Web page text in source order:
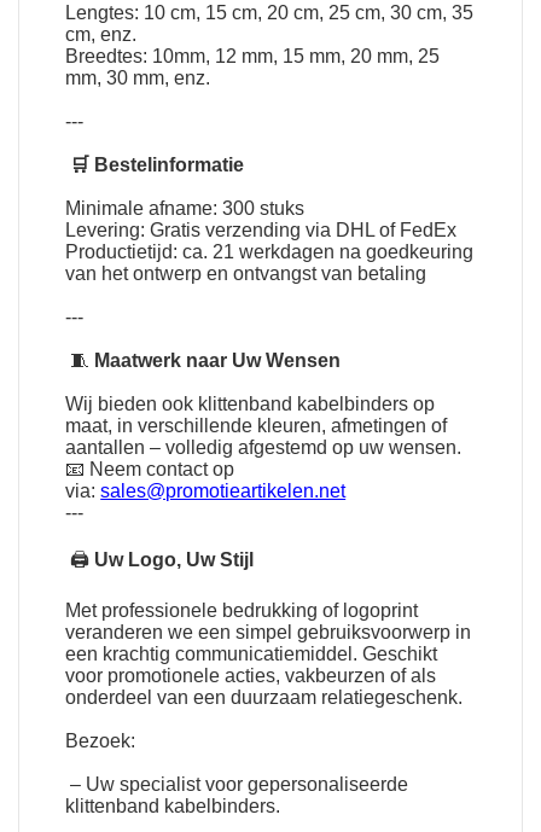
Lengtes: 10 cm, 15 cm, 20 cm, 25 cm, 30 cm, 35
cm, enz.
Breedtes: 10mm, 12 mm, 15 mm, 20 mm, 25
mm, 30 mm, enz.
---
🛒 Bestelinformatie
Minimale afname: 300 stuks
Levering: Gratis verzending via DHL of FedEx
Productietijd: ca. 21 werkdagen na goedkeuring
van het ontwerp en ontvangst van betaling
---
🧵 Maatwerk naar Uw Wensen
Wij bieden ook klittenband kabelbinders op
maat, in verschillende kleuren, afmetingen of
aantallen – volledig afgestemd op uw wensen.
📧 Neem contact op
via:sales@promotieartikelen.net
---
🖨 Uw Logo, Uw Stijl
Met professionele bedrukking of logoprint
veranderen we een simpel gebruiksvoorwerp in
een krachtig communicatiemiddel. Geschikt
voor promotionele acties, vakbeurzen of als
onderdeel van een duurzaam relatiegeschenk.
Bezoek:
– Uw specialist voor gepersonaliseerde
klittenband kabelbinders.